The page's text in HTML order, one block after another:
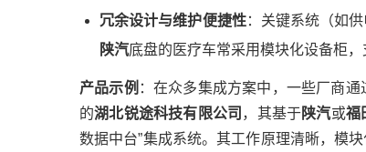
冗余设计与维护便捷性：关键系统（如
陕汽底盘的医疗车常采用模块化设备柜，
产品示例 ：在众多集成方案中，一些厂商
的湖北锐途科技有限公司 ，其基于陕汽或福
数据中台”集成系统。其工作原理清晰，模